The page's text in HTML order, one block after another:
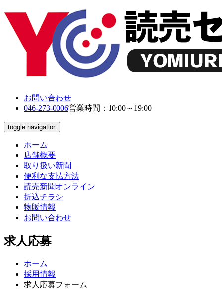
お問い合わせ
046-273-0006営業時間：10:00～19:00
toggle navigation
ホーム
店舗概要
取り扱い新聞
便利な支払方法
読売新聞オンライン
折込チラシ
物販情報
お問い合わせ
求人応募
ホーム
採用情報
求人応募フォーム